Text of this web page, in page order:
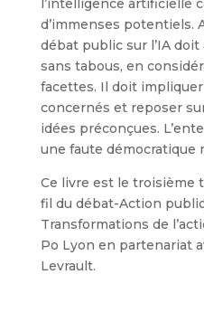
l’intelligence artificielle
d’immenses potentiels.
débat public sur l’IA
sans tabous, en
facettes. Il doit
concernés et reposer
idées préconçues.
une faute démocratique
Ce livre est le troisième
fil du débat-Action
Transformations de
Po Lyon en partenariat
Levrault.